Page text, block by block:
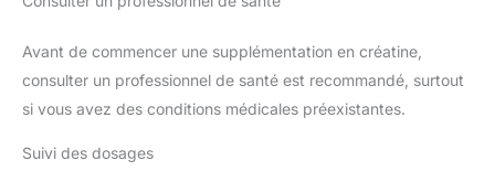
Avant de commencer une supplémentation en créatine,
consulter un professionnel de santé est recommandé, surtout
si vous avez des conditions médicales préexistantes.
Suivi des dosages